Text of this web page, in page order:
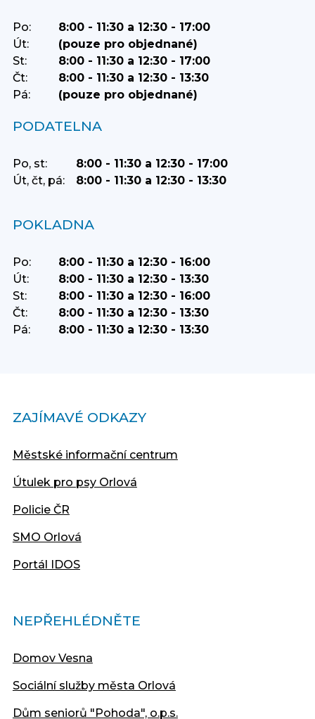
Po:
8:00 - 11:30 a 12:30 - 17:00
Út:
(pouze pro objednané)
St:
8:00 - 11:30 a 12:30 - 17:00
Čt:
8:00 - 11:30 a 12:30 - 13:30
Pá:
(pouze pro objednané)
PODATELNA
Po, st:
8:00 - 11:30 a 12:30 - 17:00
Út, čt, pá:
8:00 - 11:30 a 12:30 - 13:30
POKLADNA
Po:
8:00 - 11:30 a 12:30 - 16:00
Út:
8:00 - 11:30 a 12:30 - 13:30
St:
8:00 - 11:30 a 12:30 - 16:00
Čt:
8:00 - 11:30 a 12:30 - 13:30
Pá:
8:00 - 11:30 a 12:30 - 13:30
ZAJÍMAVÉ ODKAZY
Městské informační centrum
Útulek pro psy Orlová
Policie ČR
SMO Orlová
Portál IDOS
NEPŘEHLÉDNĚTE
Domov Vesna
Sociální služby města Orlová
Dům seniorů "Pohoda", o.p.s.